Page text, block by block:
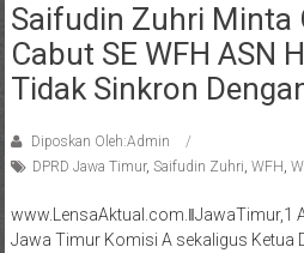
Saifudin Zuhri Minta
Cabut SE WFH ASN
Tidak Sinkron
Diposkan Oleh:Admin
DPRD Jawa Timur, Saifudin Zuhri WFH
www.LensaAktual.com.ǁJawaTimur,1
Jawa Timur Komisi A sekaligus Ketua